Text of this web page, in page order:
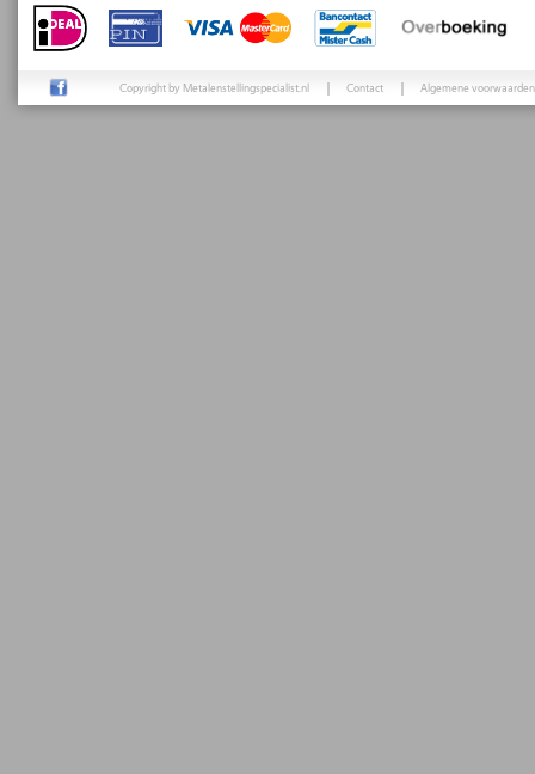
Copyright by Metalenstellingspecialist.nl Contact Algemene voorwaarden